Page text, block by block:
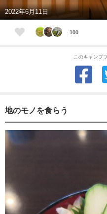
2022年6月11日
100
このキャンプ
地のモノを食らう